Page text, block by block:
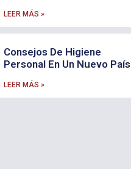
LEER MÁS »
Consejos De Higiene
Personal En Un Nuevo País
LEER MÁS »